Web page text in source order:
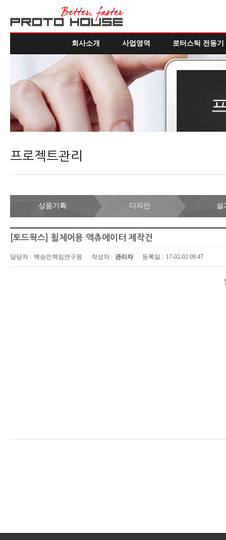
회사소개 사업영역 로터스틱 전동기
프로젝트관리
상품기획 디자인 설
[토드웍스] 휠체어용 액츄에이터 제작건
담당자 : 백승민책임연구원 작성자 : 관리자 등록일 : 17-02-02 09:47